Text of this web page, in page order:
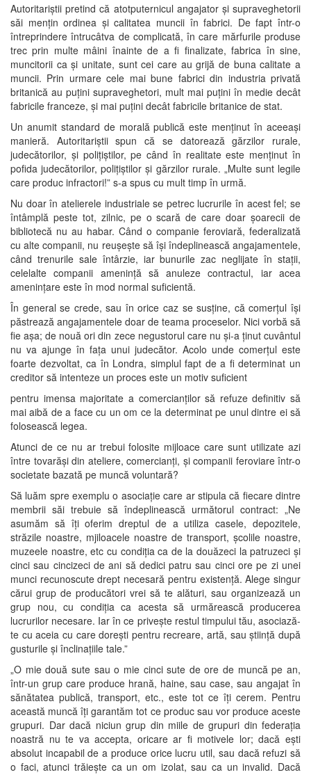
Autoritariștii pretind că atotputernicul angajator și supraveghetorii
săi mențin ordinea și calitatea muncii în fabrici. De fapt într-o
întreprindere întrucâtva de complicată, în care mărfurile produse
trec prin multe mâini înainte de a fi finalizate, fabrica în sine,
muncitorii ca și unitate, sunt cei care au grijă de buna calitate a
muncii. Prin urmare cele mai bune fabrici din industria privată
britanică au puțini supraveghetori, mult mai puțini în medie decât
fabricile franceze, și mai puțini decât fabricile britanice de stat.
Un anumit standard de morală publică este menținut în aceeași
manieră. Autoritariștii spun că se datorează gărzilor rurale,
judecătorilor, și polițiștilor, pe când în realitate este menținut în
pofida judecătorilor, polițiștilor și gărzilor rurale. „Multe sunt legile
care produc infractori!” s-a spus cu mult timp în urmă.
Nu doar în atelierele industriale se petrec lucrurile în acest fel; se
întâmplă peste tot, zilnic, pe o scară de care doar șoarecii de
bibliotecă nu au habar. Când o companie feroviară, federalizată
cu alte companii, nu reușește să își îndeplinească angajamentele,
când trenurile sale întârzie, iar bunurile zac neglijate în stații,
celelalte companii amenință să anuleze contractul, iar acea
amenințare este în mod normal suficientă.
În general se crede, sau în orice caz se susține, că comerțul își
păstrează angajamentele doar de teama proceselor. Nici vorbă să
fie așa; de nouă ori din zece negustorul care nu și-a ținut cuvântul
nu va ajunge în fața unui judecător. Acolo unde comerțul este
foarte dezvoltat, ca în Londra, simplul fapt de a fi determinat un
creditor să intenteze un proces este un motiv suficient
pentru imensa majoritate a comercianților să refuze definitiv să
mai aibă de a face cu un om ce la determinat pe unul dintre ei să
folosească legea.
Atunci de ce nu ar trebui folosite mijloace care sunt utilizate azi
între tovarăși din ateliere, comercianți, și companii feroviare într-o
societate bazată pe muncă voluntară?
Să luăm spre exemplu o asociație care ar stipula că fiecare dintre
membrii săi trebuie să îndeplinească următorul contract: „Ne
asumăm să îți oferim dreptul de a utiliza casele, depozitele,
străzile noastre, mjiloacele noastre de transport, școlile noastre,
muzeele noastre, etc cu condiția ca de la douăzeci la patruzeci și
cinci sau cincizeci de ani să dedici patru sau cinci ore pe zi unei
munci recunoscute drept necesară pentru existență. Alege singur
cărui grup de producători vrei să te alături, sau organizează un
grup nou, cu condiția ca acesta să urmărească producerea
lucrurilor necesare. Iar în ce privește restul timpului tău, asociază-
te cu aceia cu care dorești pentru recreare, artă, sau știință după
gusturile și înclinațiile tale.”
„O mie două sute sau o mie cinci sute de ore de muncă pe an,
într-un grup care produce hrană, haine, sau case, sau angajat în
sănătatea publică, transport, etc., este tot ce îți cerem. Pentru
această muncă îți garantăm tot ce produc sau vor produce aceste
grupuri. Dar dacă niciun grup din miile de grupuri din federația
noastră nu te va accepta, oricare ar fi motivele lor; dacă ești
absolut incapabil de a produce orice lucru util, sau dacă refuzi să
o faci, atunci trăiește ca un om izolat, sau ca un invalid. Dacă